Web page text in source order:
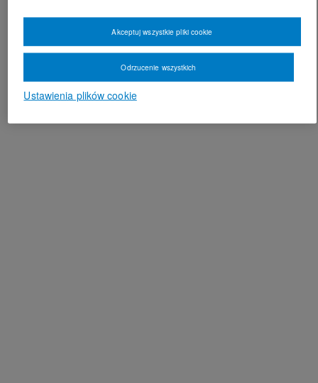
Ustawienia plików cookie
Odrzucenie wszystkich
Akceptuj wszystkie pliki cookie